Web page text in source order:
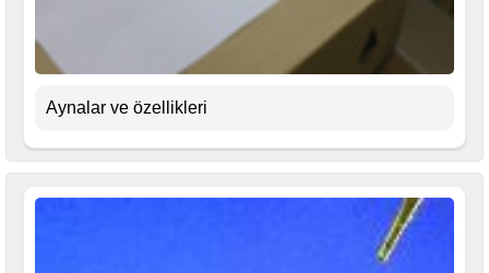
Aynalar ve özellikleri